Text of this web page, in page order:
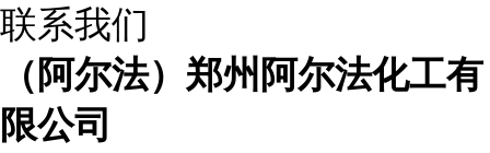
联系我们
（阿尔法）郑州阿尔法化工有
限公司